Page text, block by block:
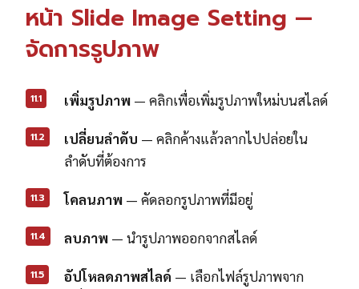
หน้า Slide Image Setting —
จัดการรูปภาพ
11.1 เพิ่มรูปภาพ — คลิกเพื่อเพิ่มรูปภาพใหม่บนสไลด์
11.2 เปลี่ยนลำดับ — คลิกค้างแล้วลากไปปล่อยใน
ลำดับที่ต้องการ
11.3 โคลนภาพ — คัดลอกรูปภาพที่มีอยู่
11.4 ลบภาพ — นำรูปภาพออกจากสไลด์
11.5 อัปโหลดภาพสไลด์ — เลือกไฟล์รูปภาพจาก